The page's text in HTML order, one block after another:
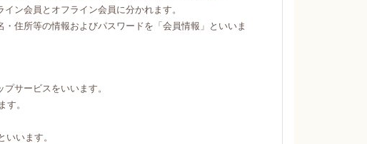
ン会員とオフライン会員に分かれます。
住所等の情報およびパスワードを「会員情報」といいま
サービスをいいます。
す。
います。